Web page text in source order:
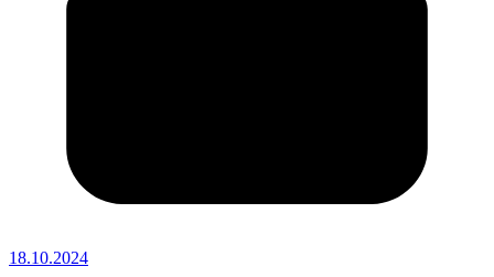
18.10.2024